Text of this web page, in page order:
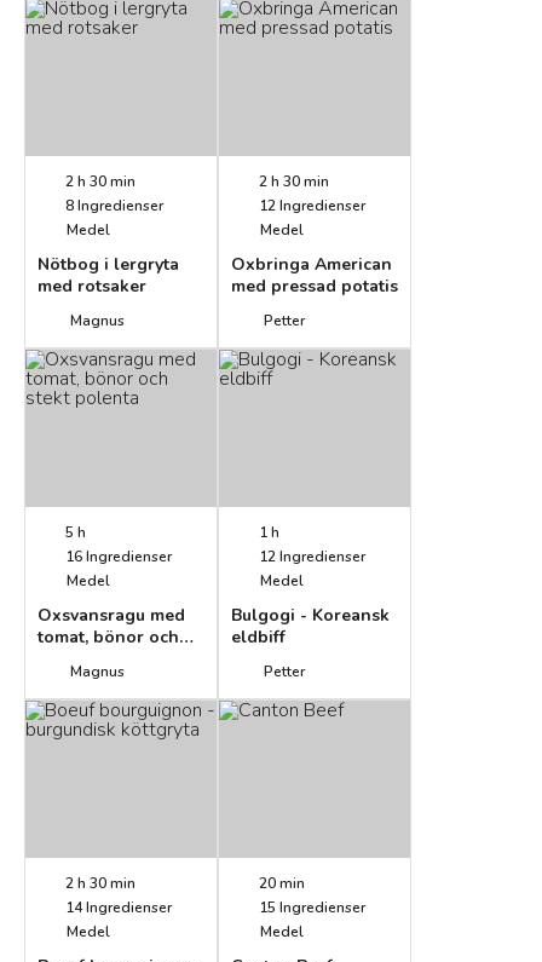
2 h 30 min
8Ingredienser
Medel
Nötbog i lergryta
med rotsaker
Magnus
2 h 30 min
12Ingredienser
Medel
Oxbringa American
med pressad potatis
Petter
5 h
16Ingredienser
Medel
Oxsvansragu med
tomat, bönor och
Magnus
1 h
12Ingredienser
Medel
Bulgogi - Koreansk
eldbiff
Petter
2 h 30 min
14Ingredienser
Medel
20 min
15 Ingredienser
Medel